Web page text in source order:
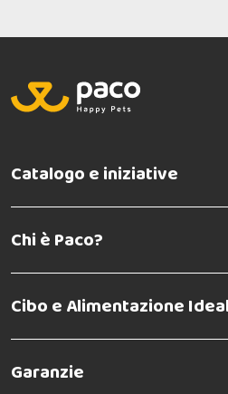
Catalogo e iniziative
Chi è Paco?
Cibo e Alimentazione
Garanzie